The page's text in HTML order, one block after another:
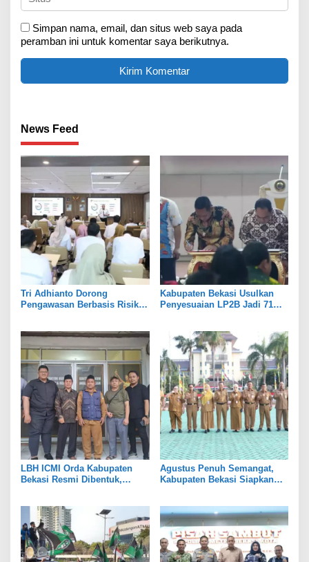
Simpan nama, email, dan situs web saya pada
peramban ini untuk komentar saya berikutnya.
News Feed
Tri Adhianto Dorong
Pengawasan Berbasis Risiko,
Kabupaten Bekasi Usulkan
Penyesuaian LP2B Jadi 71
LBH ICMI Orda Kabupaten
Bekasi Resmi Dibentuk,
Agustus Penuh Semangat,
Kabupaten Bekasi Siapkan